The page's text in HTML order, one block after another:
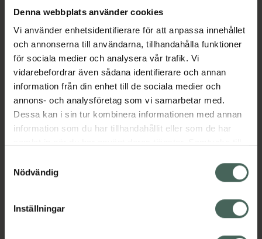
Denna webbplats använder cookies
Vi använder enhetsidentifierare för att anpassa innehållet
och annonserna till användarna, tillhandahålla funktioner
för sociala medier och analysera vår trafik. Vi
vidarebefordrar även sådana identifierare och annan
information från din enhet till de sociala medier och
annons- och analysföretag som vi samarbetar med.
Dessa kan i sin tur kombinera informationen med annan
information som du har tillhandahållit eller som de har
återkalla ditt samtycke via webbplatsens
cookieinställningar. Ett återkallat samtycke påverkar inte
lagligheten av behandling som skett innan återkallelsen.
Nödvändig
Inställningar
Beskrivning Dölj
Läs alltid bipacksedeln innan
användning.
EAN:07046265794882
Visa